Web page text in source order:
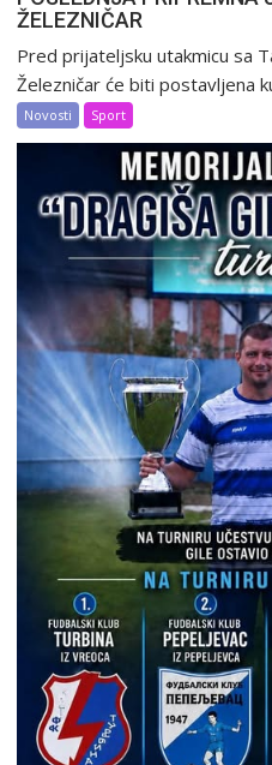
ŽELEZNIČAR
Pred prijateljsku utakmicu sa
Železničar će biti postavljena
Novosti Sport